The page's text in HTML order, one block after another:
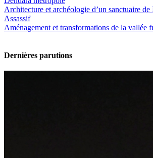
Architecture et archéologie d’un sanctuaire
Assassif
Aménagement et transformations de la vallée
Dernières parutions